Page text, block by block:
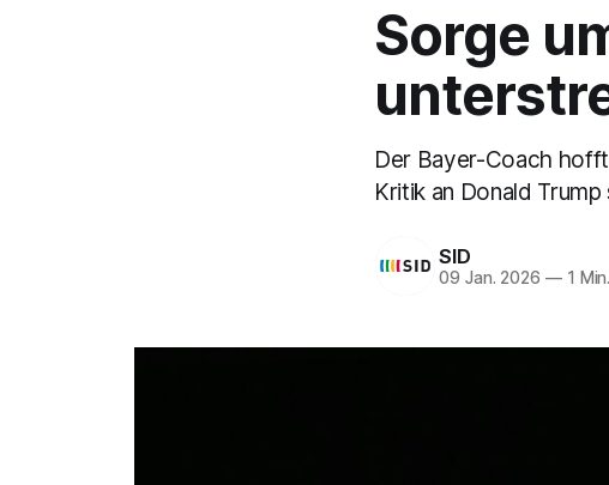
Sorge
Der Bayer-Coach
Kritik an Donald
SID
09 Jan. 2026 —1